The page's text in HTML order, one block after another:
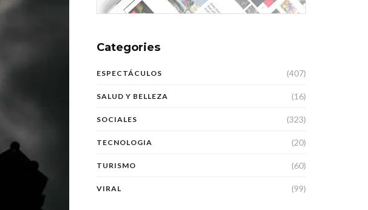
Categories
ESPECTÁCULOS (407)
SALUD Y BELLEZA (16)
SOCIALES (323)
TECNOLOGIA (20)
TURISMO (60)
VIRAL (99)